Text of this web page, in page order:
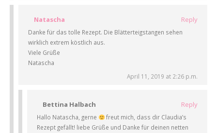
Natascha Reply
Danke für das tolle Rezept. Die Blätterteigstangen sehen
wirklich extrem köstlich aus.
Viele Grüße
Natascha
April 11, 2019 at 2:26 p.m.
Bettina Halbach Reply
Hallo Natascha, gerne
freut mich, dass dir Claudia’s
Rezept gefällt! liebe Grüße und Danke für deinen netten